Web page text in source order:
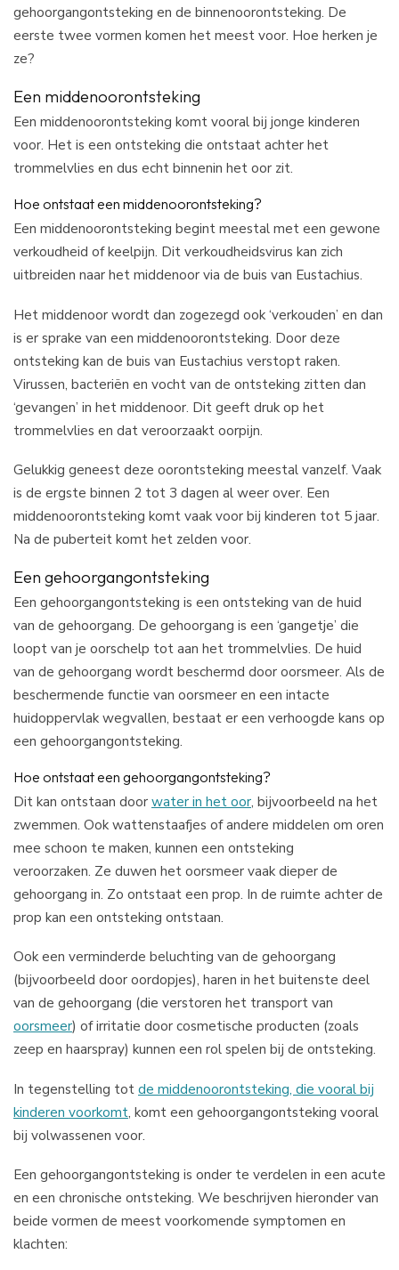
gehoorgangontsteking en de binnenoorontsteking. De
eerste twee vormen komen het meest voor. Hoe herken je
ze?
Een middenoorontsteking
Een middenoorontsteking komt vooral bij jonge kinderen
voor. Het is een ontsteking die ontstaat achter het
trommelvlies en dus echt binnenin het oor zit.
Hoe ontstaat een middenoorontsteking?
Een middenoorontsteking begint meestal met een gewone
verkoudheid of keelpijn. Dit verkoudheidsvirus kan zich
uitbreiden naar het middenoor via de buis van Eustachius.
Het middenoor wordt dan zogezegd ook ‘verkouden’ en dan
is er sprake van een middenoorontsteking. Door deze
ontsteking kan de buis van Eustachius verstopt raken.
Virussen, bacteriën en vocht van de ontsteking zitten dan
‘gevangen’ in het middenoor. Dit geeft druk op het
trommelvlies en dat veroorzaakt oorpijn.
Gelukkig geneest deze oorontsteking meestal vanzelf. Vaak
is de ergste binnen 2 tot 3 dagen al weer over. Een
middenoorontsteking komt vaak voor bij kinderen tot 5 jaar.
Na de puberteit komt het zelden voor.
Een gehoorgangontsteking
Een gehoorgangontsteking is een ontsteking van de huid
van de gehoorgang. De gehoorgang is een ‘gangetje’ die
loopt van je oorschelp tot aan het trommelvlies. De huid
van de gehoorgang wordt beschermd door oorsmeer. Als de
beschermende functie van oorsmeer en een intacte
huidoppervlak wegvallen, bestaat er een verhoogde kans op
een gehoorgangontsteking.
Hoe ontstaat een gehoorgangontsteking?
Dit kan ontstaan doorwater in het oor, bijvoorbeeld na het
zwemmen. Ook wattenstaafjes of andere middelen om oren
mee schoon te maken, kunnen een ontsteking
veroorzaken. Ze duwen het oorsmeer vaak dieper de
gehoorgang in. Zo ontstaat een prop. In de ruimte achter de
prop kan een ontsteking ontstaan.
Ook een verminderde beluchting van de gehoorgang
(bijvoorbeeld door oordopjes), haren in het buitenste deel
van de gehoorgang (die verstoren het transport van
oorsmeer) of irritatie door cosmetische producten (zoals
zeep en haarspray) kunnen een rol spelen bij de ontsteking.
In tegenstelling totde middenoorontsteking, die vooral bij
kinderen voorkomt, komt een gehoorgangontsteking vooral
bij volwassenen voor.
Een gehoorgangontsteking is onder te verdelen in een acute
en een chronische ontsteking. We beschrijven hieronder van
beide vormen de meest voorkomende symptomen en
klachten: